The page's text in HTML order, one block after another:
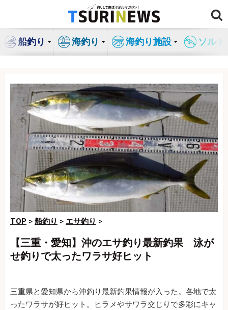
ン
船釣り 海釣り 海釣り施設 ソル
TOP > 船釣り > エサ釣り >
【三重・愛知】沖のエサ釣り最新釣果 泳が
せ釣りで太ったワラサ好ヒット
三重県と愛知県から沖釣り最新釣果情報が入った。各地で太
ったワラサが好ヒット。ヒラメやサワラ交じりで多彩にキャ